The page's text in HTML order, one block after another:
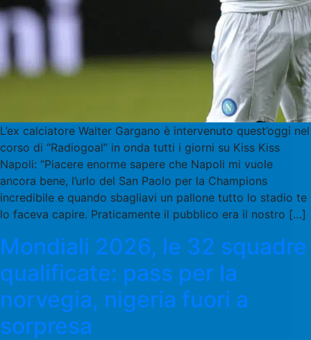
L’ex calciatore Walter Gargano è intervenuto quest’oggi nel
corso di “Radiogoal” in onda tutti i giorni su Kiss Kiss
Napoli: “Piacere enorme sapere che Napoli mi vuole
ancora bene, l’urlo del San Paolo per la Champions
incredibile e quando sbagliavi un pallone tutto lo stadio te
lo faceva capire. Praticamente il pubblico era il nostro […]
Mondiali 2026, le 32 squadre
qualificate: pass per la
norvegia, nigeria fuori a
sorpresa